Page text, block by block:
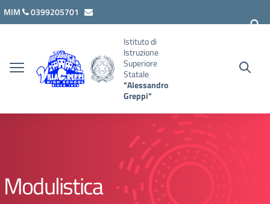
Vai ai contenuti
Vai al menu di navigazione
Vai al footer
MIM
0399205701
Istituto di
Istruzione
Superiore
Statale
"Alessandro
Greppi"
Modulistica